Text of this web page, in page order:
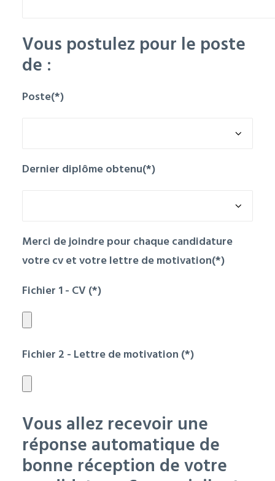
Vous postulez pour le poste
de :
Poste(*)
Dernier diplôme obtenu(*)
Merci de joindre pour chaque candidature
votre cv et votre lettre de motivation(*)
Fichier 1 - CV (*)
Fichier 2 - Lettre de motivation (*)
Vous allez recevoir une
réponse automatique de
bonne réception de votre